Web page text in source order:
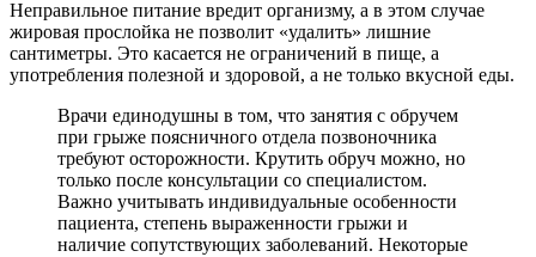
Неправильное питание вредит организму, а в этом случае
жировая прослойка не позволит «удалить» лишние
сантиметры. Это касается не ограничений в пище, а
употребления полезной и здоровой, а не только вкусной еды.
Врачи единодушны в том, что занятия с обручем
при грыже поясничного отдела позвоночника
требуют осторожности. Крутить обруч можно, но
только после консультации со специалистом.
Важно учитывать индивидуальные особенности
пациента, степень выраженности грыжи и
наличие сопутствующих заболеваний. Некоторые